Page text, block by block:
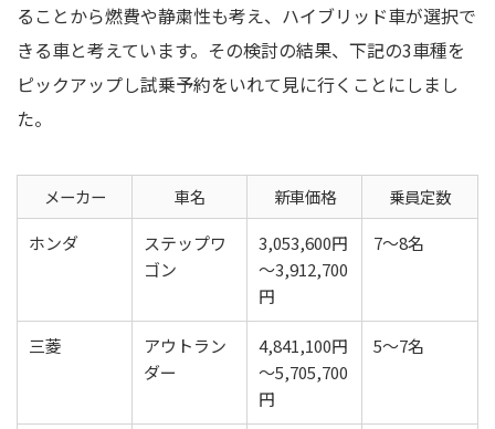
ることから燃費や静粛性も考え、ハイブリッド車が選択で
きる車と考えています。その検討の結果、下記の3車種を
ピックアップし試乗予約をいれて見に行くことにしまし
た。
メーカー 車名 新車価格
乗員定数
ホンダ
ステップワ
ゴン
3,053,600円
～3,912,700
円
7～8名
三菱
アウトラン
ダー
4,841,100円
～5,705,700
円
5～7名